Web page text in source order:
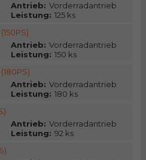
Antrieb: Vorderradantrieb
Leistung: 125 ks
Antrieb: Vorderradantrieb
Leistung: 150 ks
Antrieb: Vorderradantrieb
Leistung: 180 ks
Antrieb: Vorderradantrieb
Leistung: 92 ks